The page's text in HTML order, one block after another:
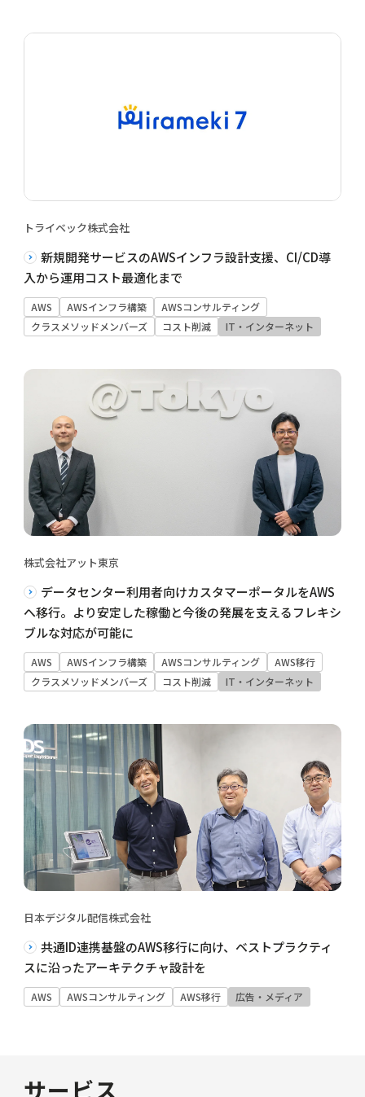
トライベック株式会社
新規開発サービスのAWSインフラ設計支援、CI/CD導
入から運用コスト最適化まで
AWS AWSインフラ構築
AWSコンサルティング
クラスメソッドメンバーズ
コスト削減 IT・インターネット
株式会社アット東京
データセンター利用者向けカスタマーポータルをAWS
へ移行。より安定した稼働と今後の発展を支えるフレキシ
ブルな対応が可能に
AWS AWSインフラ構築 AWSコンサルティング
AWS移行
クラスメソッドメンバーズ
コスト削減 IT・インターネット
日本デジタル配信株式会社
共通ID連携基盤のAWS移行に向け、ベストプラクティ
スに沿ったアーキテクチャ設計を
AWS AWSコンサルティング AWS移行 広告・メディア
サービス